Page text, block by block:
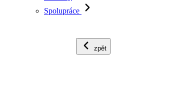
Spolupráce
zpět